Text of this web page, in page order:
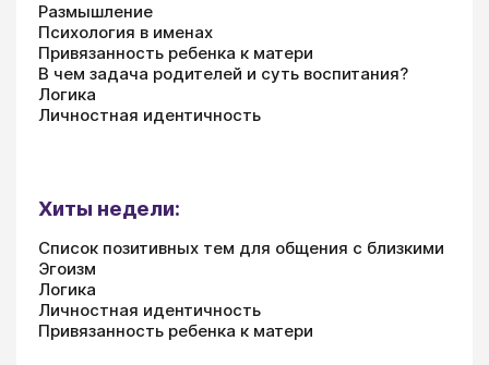
Размышление
Психология в именах
Привязанность ребенка к матери
В чем задача родителей и суть воспитания?
Логика
Личностная идентичность
Хиты недели:
Список позитивных тем для общения с близкими
Эгоизм
Логика
Личностная идентичность
Привязанность ребенка к матери